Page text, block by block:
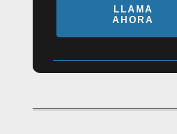
LLAMA
AHORA